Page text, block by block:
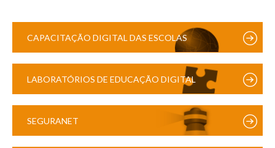
CAPACITAÇÃO DIGITAL DAS ESCOLAS
LABORATÓRIOS DE EDUCAÇÃO DIGITAL
SEGURANET